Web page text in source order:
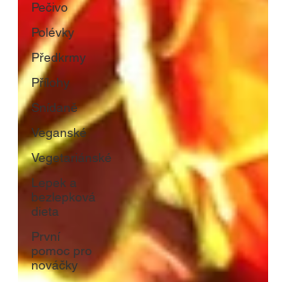
Pečivo
Polévky
Předkrmy
Přílohy
Snídaně
Veganské
Vegetariánské
Lepek a
bezlepková
dieta
První
pomoc pro
nováčky